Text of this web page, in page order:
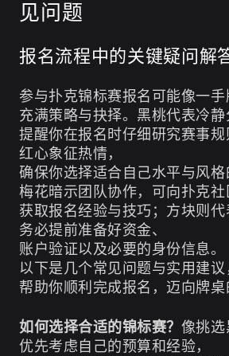
见问题
报名流程中的关键疑问解
参与扑克锦标赛报名可能像一手
充满策略与抉择。黑桃代表冷静
提醒你在报名时仔细研究赛事规
红心象征热情，
确保你选择适合自己水平与风格
梅花暗示团队协作，可向扑克社
获取报名经验与技巧；方块则代
务必提前准备好资金、
账户验证以及必要的身份信息。
以下是几个常见问题与实用建议
帮助你顺利完成报名，迈向牌桌
如何选择合适的锦标赛？ 像挑选
优先考虑自己的预算和经验，